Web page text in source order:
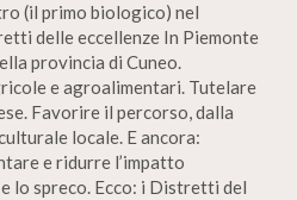
(il primo biologico) nel
delle eccellenze In Piemonte
provincia di Cuneo.
e agroalimentari. Tutelare
Favorire il percorso, dalla
locale. E ancora:
e ridurre l’impatto
lo spreco. Ecco: i Distretti del